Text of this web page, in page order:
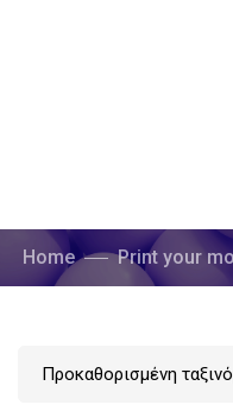
Home Print your